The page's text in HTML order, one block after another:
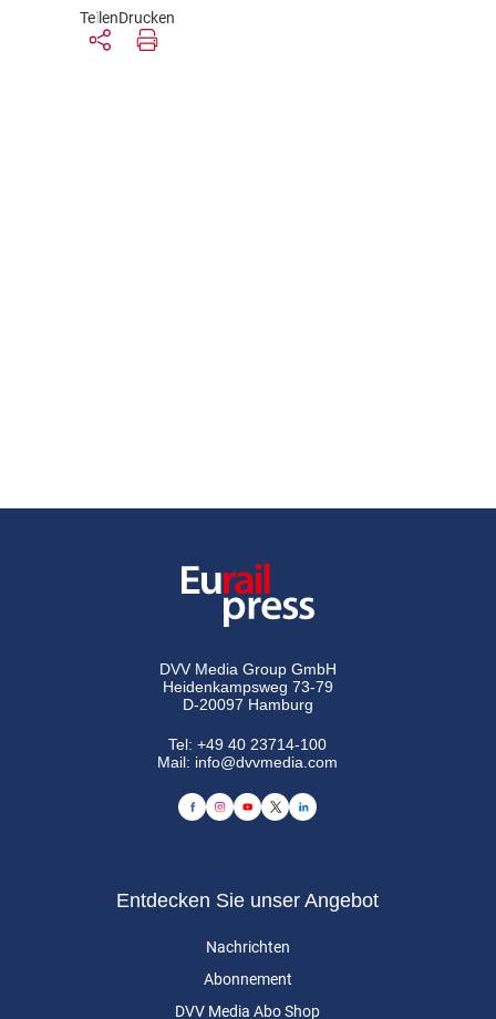
TeilenDrucken
DVV Media Group GmbH
Heidenkampsweg 73-79
D-20097 Hamburg
Tel:+49 40 23714-100
Mail: info@dvvmedia.com
Entdecken Sie unser Angebot
Nachrichten
Abonnement
DVV Media Abo Shop